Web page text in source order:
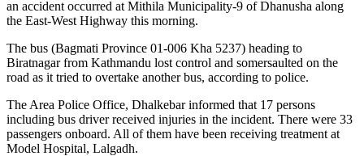
an accident occurred at Mithila Municipality-9 of Dhanusha along
the East-West Highway this morning.
The bus (Bagmati Province 01-006 Kha 5237) heading to
Biratnagar from Kathmandu lost control and somersaulted on the
road as it tried to overtake another bus, according to police.
The Area Police Office, Dhalkebar informed that 17 persons
including bus driver received injuries in the incident. There were 33
passengers onboard. All of them have been receiving treatment at
Model Hospital, Lalgadh.